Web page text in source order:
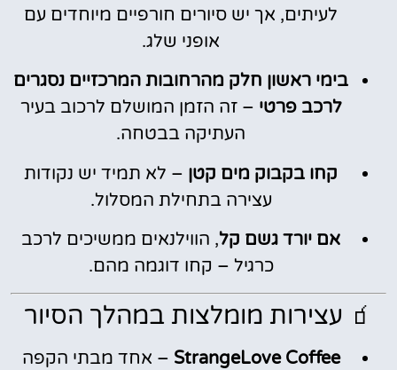
לעיתים, אך יש סיורים חורפיים מיוחדים עם
אופני שלג.
בימי ראשון חלק מהרחובות המרכזיים נסגרים
לרכב פרטי – זה הזמן המושלם לרכוב בעיר
העתיקה בבטחה.
קחו בקבוק מים קטן – לא תמיד יש נקודות
עצירה בתחילת המסלול.
אם יורד גשם קל, הווילנאים ממשיכים לרכב
כרגיל – קחו דוגמה מהם.
🧃 עצירות מומלצות במהלך הסיור
StrangeLove Coffee – אחד מבתי הקפה